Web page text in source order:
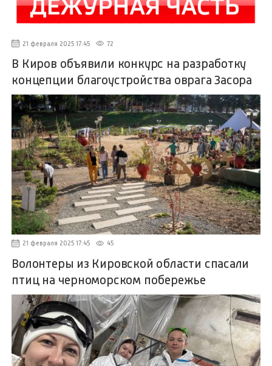
21 февраля 2025 17:45 72
В Киров объявили конкурс на разработку
концепции благоустройства оврага Засора
21 февраля 2025 17:45 45
Волонтеры из Кировской области спасали
птиц на черноморском побережье